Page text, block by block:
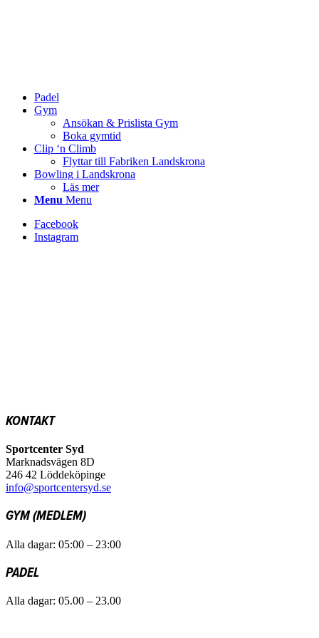
Padel
Gym
Ansökan & Prislista Gym
Boka gymtid
Clip ‘n Climb
Flyttar till Fabriken Landskrona
Bowling i Landskrona
Läs mer
Menu Menu
Facebook
Instagram
KONTAKT
Sportcenter Syd
Marknadsvägen 8D
246 42 Löddeköpinge
info@sportcentersyd.se
GYM (MEDLEM)
Alla dagar: 05:00 – 23:00
PADEL
Alla dagar: 05.00 – 23.00